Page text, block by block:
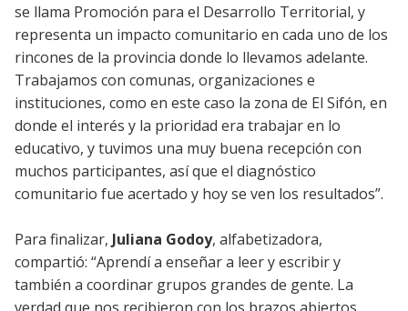
se llama Promoción para el Desarrollo Territorial, y
representa un impacto comunitario en cada uno de los
rincones de la provincia donde lo llevamos adelante.
Trabajamos con comunas, organizaciones e
instituciones, como en este caso la zona de El Sifón, en
donde el interés y la prioridad era trabajar en lo
educativo, y tuvimos una muy buena recepción con
muchos participantes, así que el diagnóstico
comunitario fue acertado y hoy se ven los resultados”.
Para finalizar, Juliana Godoy, alfabetizadora,
compartió: “Aprendí a enseñar a leer y escribir y
también a coordinar grupos grandes de gente. La
verdad que nos recibieron con los brazos abiertos,